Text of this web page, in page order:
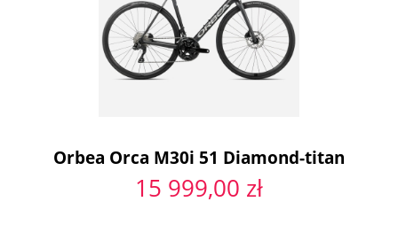
Orbea Orca M30i 51 Diamond-titan
15 999,00 zł